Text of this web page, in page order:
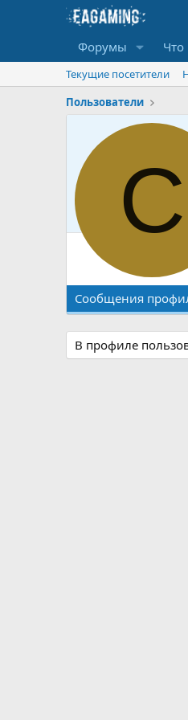
Форумы Что
Текущие посетители
Пользователи
C
Сообщения
В профиле